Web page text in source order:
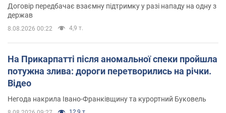
Договір передбачає взаємну підтримку у разі нападу на одну з
держав
8.08.2026 00:22 4,9 т.
На Прикарпатті після аномальної спеки пройшла
потужна злива: дороги перетворились на річки.
Відео
Негода накрила Івано-Франківщину та курортний Буковель